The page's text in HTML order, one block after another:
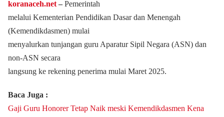
koranaceh.net ‒ Pemerintah
melalui Kementerian Pendidikan Dasar dan Menengah
(Kemendikdasmen) mulai
menyalurkan tunjangan guru Aparatur Sipil Negara (ASN) dan
non-ASN secara
langsung ke rekening penerima mulai Maret 2025.
Baca Juga :
Gaji Guru Honorer Tetap Naik meski Kemendikdasmen Kena